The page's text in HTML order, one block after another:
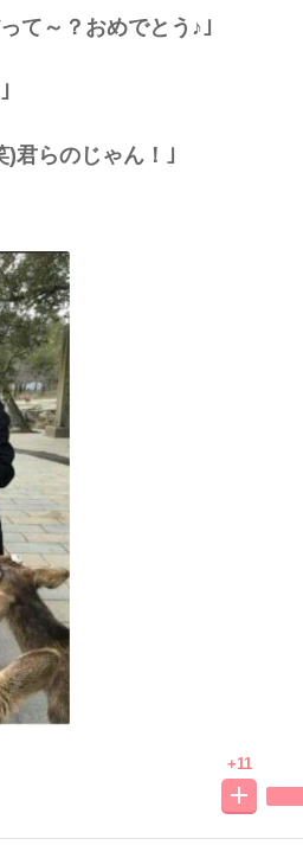
て～？おめでとう♪｣
君らのじゃん！｣
+11